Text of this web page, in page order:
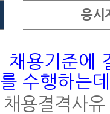
응시
채용기준에
를 수행하는
채용결격사유